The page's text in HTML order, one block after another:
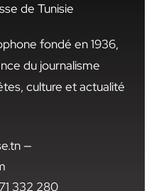
de Tunisie
fondé en 1936,
du journalisme
culture et actualité
—
332 280